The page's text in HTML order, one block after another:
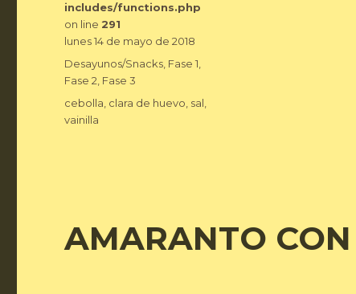
includes/functions.php
on line 291
Publicado
lunes 14 de mayo de 2018
Categorías
Desayunos/Snacks Fase 1
Fase 2 Fase 3
Etiquetas
cebolla clara de huevo sal
vainilla
AMARANTO